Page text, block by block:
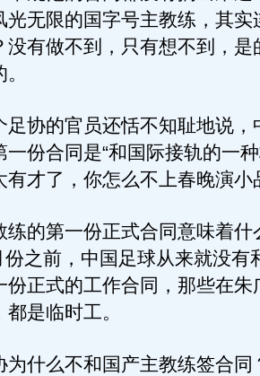
光无限的国字号主教练，其实
没有做不到，只有想不到，是
的官员还恬不知耻地说，
一份合同是“和国际接轨的一
有才了，你怎么不上春晚演小
第一份正式合同意味着什
之前，中国足球从来就没有
份正式的工作合同，那些在朱
是临时工。
么不和国产主教练签合同